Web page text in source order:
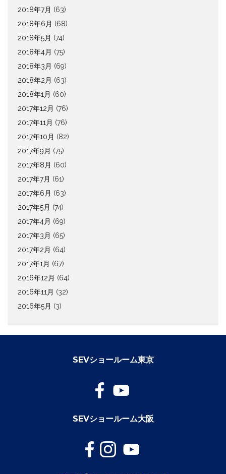
2018年7月 (63)
2018年6月 (68)
2018年5月 (74)
2018年4月 (75)
2018年3月 (69)
2018年2月 (63)
2018年1月 (60)
2017年12月 (76)
2017年11月 (76)
2017年10月 (82)
2017年9月 (75)
2017年8月 (60)
2017年7月 (61)
2017年6月 (63)
2017年5月 (74)
2017年4月 (69)
2017年3月 (65)
2017年2月 (64)
2017年1月 (67)
2016年12月 (64)
2016年11月 (32)
2016年5月 (3)
SEVショールーム東京
SEVショールーム大阪